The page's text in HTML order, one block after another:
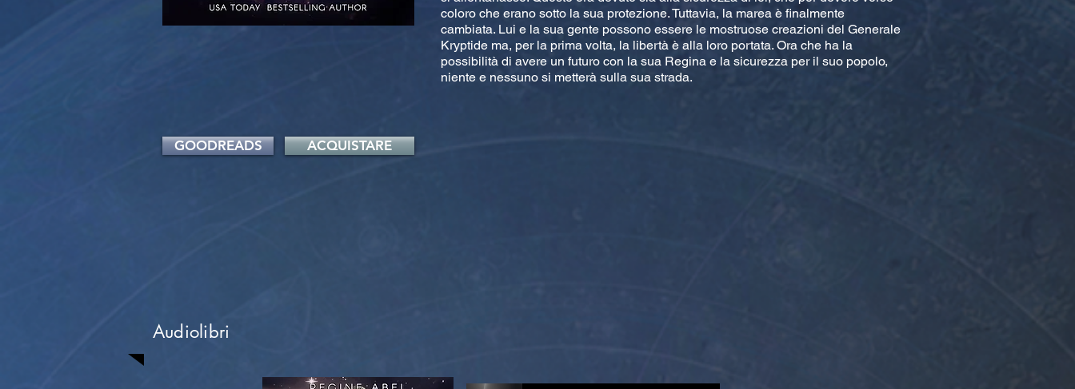
coloro che erano sotto la sua protezione. Tuttavia, la marea è finalmente
cambiata. Lui e la sua gente possono essere le mostruose creazioni del Generale
Kryptide ma, per la prima volta, la libertà è alla loro portata. Ora che ha la
possibilità di avere un futuro con la sua Regina e la sicurezza per il suo popolo,
niente e nessuno si metterà sulla sua strada.
GOODREADS ACQUISTARE
Audiolibri